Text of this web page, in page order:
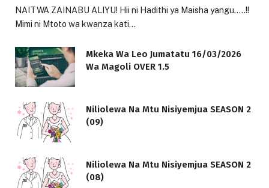
NAITWA ZAINABU ALIYU! Hii ni Hadithi ya Maisha yangu…..!!
Mimi ni Mtoto wa kwanza kati…
Mkeka Wa Leo Jumatatu 16/03/2026
Wa Magoli OVER 1.5
Niliolewa Na Mtu Nisiyemjua SEASON 2
(09)
Niliolewa Na Mtu Nisiyemjua SEASON 2
(08)